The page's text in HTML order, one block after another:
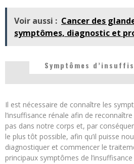
Voir aussi : Cancer des
symptômes, diagnostic et
Symptômes
Il est nécessaire de connaître les
l’insuffisance rénale afin de
pas dans notre corps et, par
le plus tôt possible, afin qu’il puisse
diagnostiquer et commencer le
principaux symptômes de